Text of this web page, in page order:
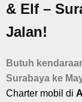
& Elf –
Jalan!
Butuh
Surabaya ke
Charter mobil di